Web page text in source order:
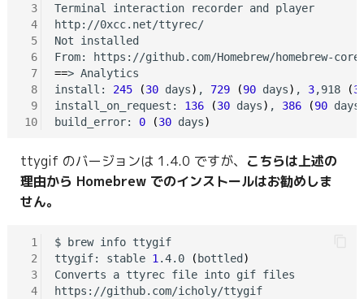
3
4
5
6
7
8
9
10
Terminal interaction recorder and player
http://0xcc.net/ttyrec/
Not installed
==> Analytics
install: 245 (30 days) , 729 (90 days) , 3,918 (
install_on_request: 136 (30 days) , 386 (90 days
build_error: 0 (30 days)
ttygif のバージョンは 1.4.0 ですが、 こちらは上述の
理由から Homebrew でのインストールはお勧めしま
せん。
1
2
3
4
$ brew info ttygif
ttygif: stable 1 .4.0 ( bottled )
Converts a ttyrec file into gif files
https://github.com/icholy/ttygif